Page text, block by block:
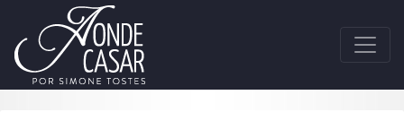
Skip to content